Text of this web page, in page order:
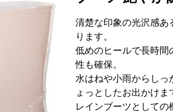
清楚な印象の光沢感あ
ります。
低めのヒールで長時間
性も確保。
水はねや小雨からしっ
ょっとしたお出かけま
レインブーツとして